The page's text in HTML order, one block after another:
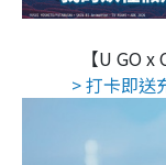
【U GO x
> 打卡即送